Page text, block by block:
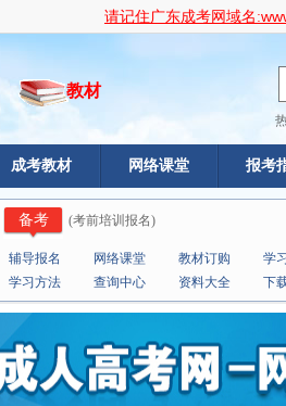
请记住广东成考网域名:
教材
成考教材 网络课堂 报考
备考 (考前培训报名)
辅导报名 网络课堂 教材订购
学
学习方法
查询中心 资料大全 下